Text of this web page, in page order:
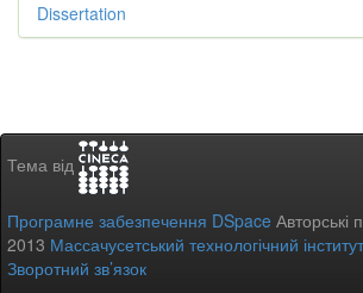
Dissertation
Тема від
Програмне забезпечення DSpace Авторські
2013 Массачусетський технологічний інститут
Зворотний зв’язок